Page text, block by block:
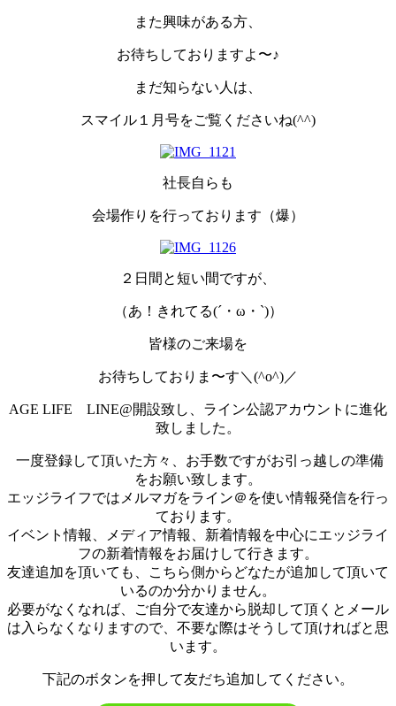
また興味がある方、
お待ちしておりますよ〜♪
まだ知らない人は、
スマイル１月号をご覧くださいね(^^)
社長自らも
会場作りを行っております（爆）
２日間と短い間ですが、
（あ！きれてる(´・ω・`)）
皆様のご来場を
お待ちしておりま〜す＼(^o^)／
AGE LIFE LINE@開設致し、ライン公認アカウントに進化
致しました。
一度登録して頂いた方々、お手数ですがお引っ越しの準備
をお願い致します。
エッジライフではメルマガをライン＠を使い情報発信を行っ
ております。
イベント情報、メディア情報、新着情報を中心にエッジライ
フの新着情報をお届けして行きます。
友達追加を頂いても、こちら側からどなたが追加して頂いて
いるのか分かりません。
必要がなくなれば、ご自分で友達から脱却して頂くとメール
は入らなくなりますので、不要な際はそうして頂ければと思
います。
下記のボタンを押して友だち追加してください。